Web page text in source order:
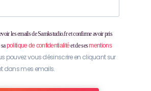
les emails de Samkstudio.fr et confirme avoir pris
politique de confidentialitéet de sesmentions
pouvez vous désinscrire en cliquant sur
dans mes emails.